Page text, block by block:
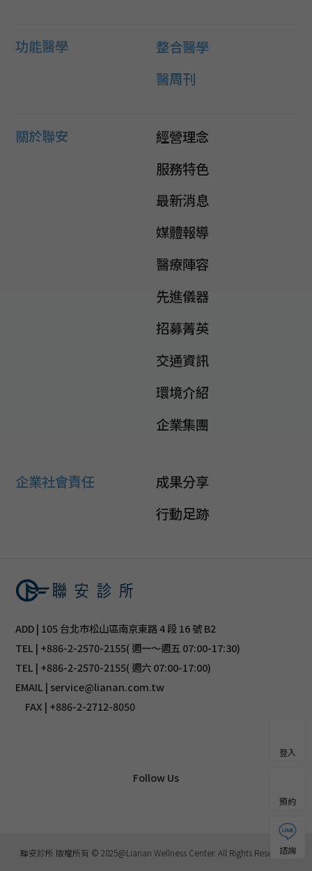
功能醫學
整合醫學
醫周刊
關於聯安
經營理念
服務特色
最新消息
媒體報導
醫療陣容
先進儀器
招募菁英
交通資訊
環境介紹
企業集團
企業社會責任
成果分享
行動足跡
ADD | 105 台北市松山區南京東路 4 段 16 號 B2
TEL | +886-2-2570-2155( 週一～週五 07:00-17:30)
TEL | +886-2-2570-2155( 週六 07:00-17:00)
EMAIL | service@lianan.com.tw
FAX | +886-2-2712-8050
Follow Us
聯安診所 版權所有 © 2025@Lianan Wellness Center. All Rights Reserved.
登入
預約
諮詢